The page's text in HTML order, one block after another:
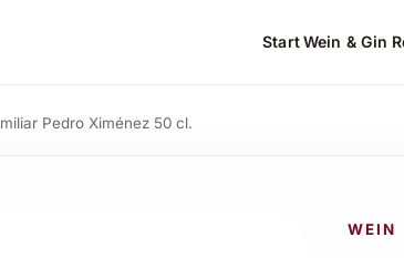
StartWein & Gin
Pedro Ximénez 50 cl.
Angebot ansehen*
WEIN